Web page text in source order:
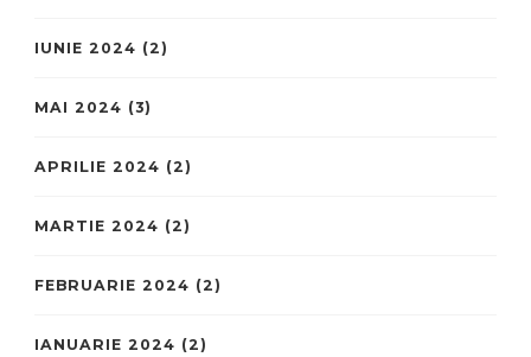
IUNIE 2024 (2)
MAI 2024 (3)
APRILIE 2024 (2)
MARTIE 2024 (2)
FEBRUARIE 2024 (2)
IANUARIE 2024 (2)